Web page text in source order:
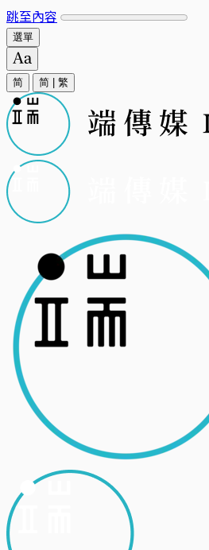
跳至內容
選單
简 简 繁